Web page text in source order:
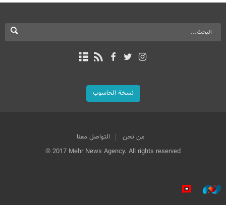
نسخة الحاسوب
من نحن
التواصل معنا
© 2017 Mehr News Agency. All rights reserved